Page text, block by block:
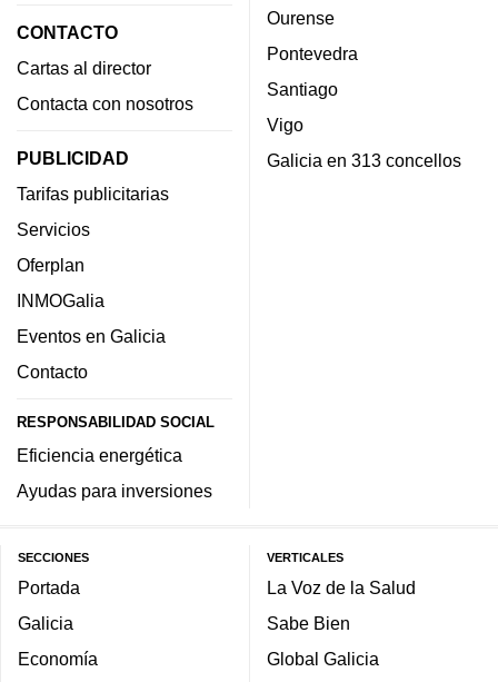
CONTACTO
Cartas al director
Contacta con nosotros
PUBLICIDAD
Tarifas publicitarias
Servicios
Oferplan
INMOGalia
Eventos en Galicia
Contacto
RESPONSABILIDAD SOCIAL
Eficiencia energética
Ayudas para inversiones
Ourense
Pontevedra
Santiago
Vigo
Galicia en 313 concellos
SECCIONES
Portada
Galicia
Economía
VERTICALES
La Voz de la Salud
Sabe Bien
Global Galicia